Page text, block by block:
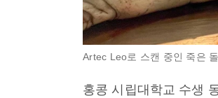
Artec Leo로 스캔 중인 죽은
홍콩 시립대학교 수생